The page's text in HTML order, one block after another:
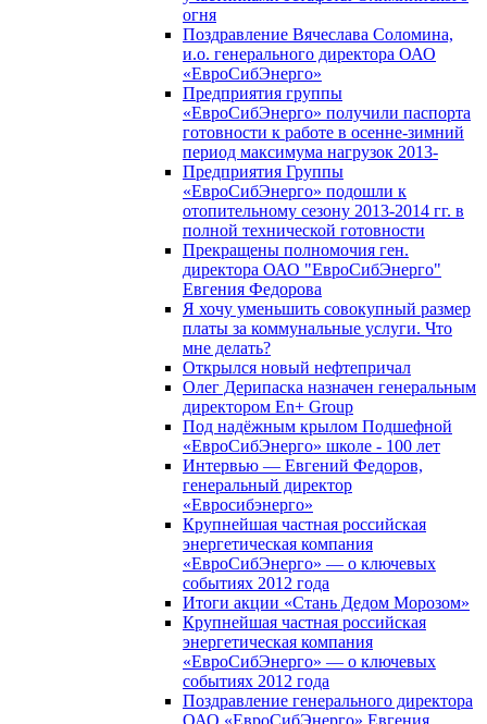
огня
Поздравление Вячеслава Соломина,
и.о. генерального директора ОАО
«ЕвроСибЭнерго»
Предприятия группы
«ЕвроСибЭнерго» получили паспорта
готовности к работе в осенне-зимний
период максимума нагрузок 2013-
Предприятия Группы
«ЕвроСибЭнерго» подошли к
отопительному сезону 2013-2014 гг. в
полной технической готовности
Прекращены полномочия ген.
директора ОАО "ЕвроСибЭнерго"
Евгения Федорова
Я хочу уменьшить совокупный размер
платы за коммунальные услуги. Что
мне делать?
Открылся новый нефтепричал
Олег Дерипаска назначен генеральным
директором En+ Group
Под надёжным крылом Подшефной
«ЕвроСибЭнерго» школе - 100 лет
Интервью — Евгений Федоров,
генеральный директор
«Евросибэнерго»
Крупнейшая частная российская
энергетическая компания
«ЕвроСибЭнерго» — о ключевых
событиях 2012 года
Итоги акции «Стань Дедом Морозом»
Крупнейшая частная российская
энергетическая компания
«ЕвроСибЭнерго» — о ключевых
событиях 2012 года
Поздравление генерального директора